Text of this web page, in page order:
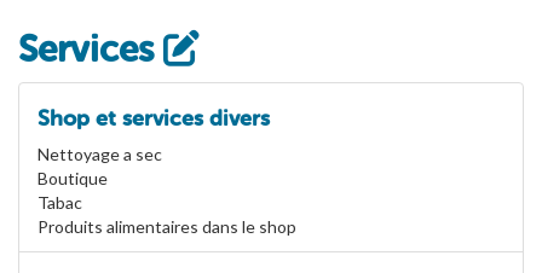
Services
Shop et services divers
Nettoyage a sec
Boutique
Tabac
Produits alimentaires dans le shop